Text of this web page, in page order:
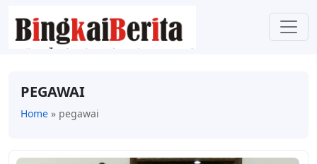
PEGAWAI
Home » pegawai